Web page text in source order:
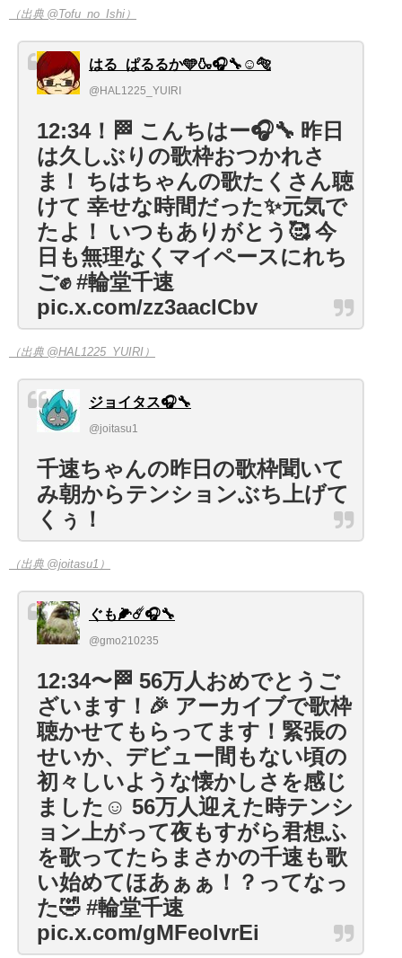
（出典 @Tofu_no_Ishi）
はる_ぱるるか🩵🍶🎧🔧☺️🐅
@HAL1225_YUIRI
12:34！🏁 こんちはー🎧🔧 昨日
は久しぶりの歌枠おつかれさ
ま！ ちはちゃんの歌たくさん聴
けて 幸せな時間だった✨元気で
たよ！ いつもありがとう🥰 今
日も無理なくマイペースにれち
ご✊ #輪堂千速
pic.x.com/zz3aaclCbv
（出典 @HAL1225_YUIRI）
ジョイタス🎧🔧
@joitasu1
千速ちゃんの昨日の歌枠聞いて
み朝からテンションぶち上げて
くぅ！
（出典 @joitasu1）
ぐも🌽☄️🎧🔧
@gmo210235
12:34〜🏁 56万人おめでとうご
ざいます！🎉 アーカイブで歌枠
聴かせてもらってます！緊張の
せいか、デビュー間もない頃の
初々しいような懐かしさを感じ
ました☺️ 56万人迎えた時テンシ
ョン上がって夜もすがら君想ふ
を歌ってたらまさかの千速も歌
い始めてほあぁぁ！？ってなっ
た🤣 #輪堂千速
pic.x.com/gMFeolvrEi